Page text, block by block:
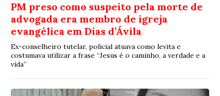
PM preso como suspeito pela morte de
advogada era membro de igreja
evangélica em Dias d’Ávila
Ex-conselheiro tutelar, policial atuava como levita e
costumava utilizar a frase “Jesus é o caminho, a verdade e a
vida”